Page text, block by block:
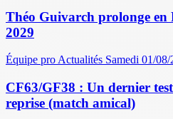
Théo Guivarch prolonge en
2029
Équipe pro Actualités Samedi 01/08/
CF63/GF38 : Un dernier
reprise (match amical)